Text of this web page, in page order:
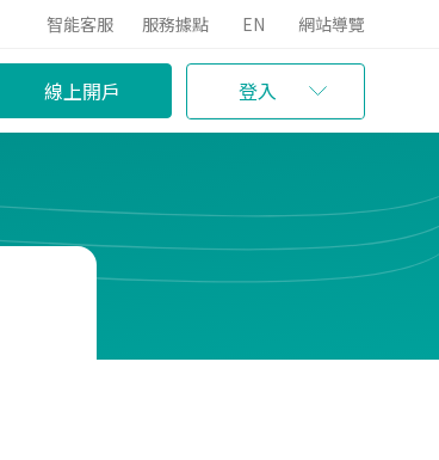
智能客服 服務據點 EN 網站導覽
線上開戶
登入